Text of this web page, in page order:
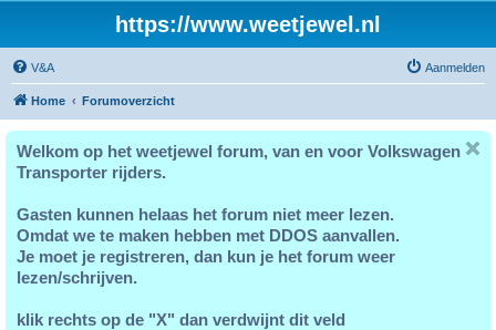
https://www.weetjewel.nl
V&A Aanmelden
Home Forumoverzicht
Welkom op het weetjewel forum, van en voor Volkswagen
Transporter rijders.
Gasten kunnen helaas het forum niet meer lezen.
Omdat we te maken hebben met DDOS aanvallen.
Je moet je registreren, dan kun je het forum weer
lezen/schrijven.
klik rechts op de "X" dan verdwijnt dit veld